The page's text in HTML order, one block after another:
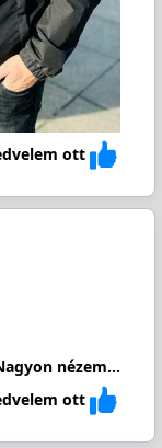
ott
nézem...
ott